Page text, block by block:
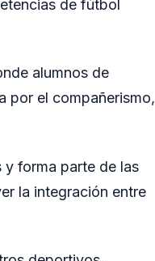
de fútbol
alumnos de
por el compañerismo,
y forma parte de las
la integración entre